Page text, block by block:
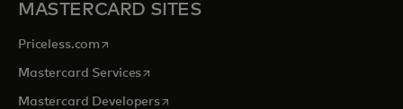
MASTERCARD SITES
Priceless.com opens in a new tab
Mastercard Servicesopens in a new tab
Mastercard Developersopens in a new tab